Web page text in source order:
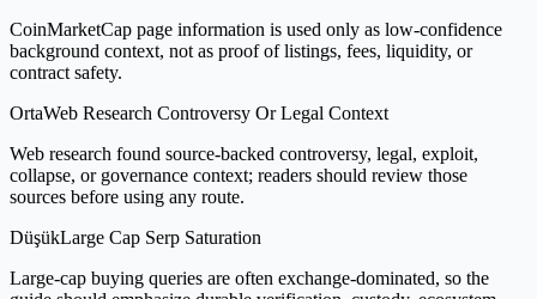
CoinMarketCap page information is used only as low-confidence
background context, not as proof of listings, fees, liquidity, or
contract safety.
OrtaWeb Research Controversy Or Legal Context
Web research found source-backed controversy, legal, exploit,
collapse, or governance context; readers should review those
sources before using any route.
DüşükLarge Cap Serp Saturation
Large-cap buying queries are often exchange-dominated, so the